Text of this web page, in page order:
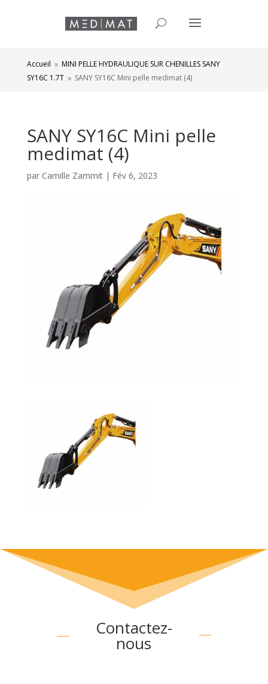
Accueil 9 MINI PELLE HYDRAULIQUE SUR CHENILLES SANY
SY16C 1.7T 9 SANY SY16C Mini pelle medimat (4)
SANY SY16C Mini pelle
medimat (4)
par Camille Zammit| Fév 6, 2023
Contactez-
nous